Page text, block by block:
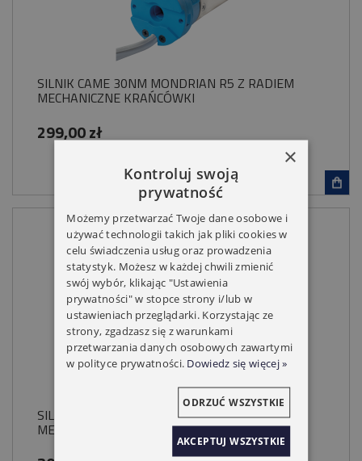
SILNIK CAME 30NM MONDRIAN R5 Z RADIEM
MECHANICZNE KRAŃCÓWKI
299,00 zł
SILNIK CAME 40NM MONDRIAN R5 Z RADIEM
MECHANICZNE KRAŃCÓWKI
×
Kontroluj swoją
prywatność
Możemy przetwarzać Twoje dane osobowe i
używać technologii takich jak pliki cookies w
celu świadczenia usług oraz prowadzenia
statystyk. Możesz w każdej chwili zmienić
swój wybór, klikając "Ustawienia
prywatności" w stopce strony i/lub w
ustawieniach przeglądarki. Korzystając ze
strony, zgadzasz się z warunkami
przetwarzania danych osobowych zawartymi
w polityce prywatności. Dowiedz się więcej »
AKCEPTUJ WSZYSTKIE
ODRZUĆ WSZYSTKIE